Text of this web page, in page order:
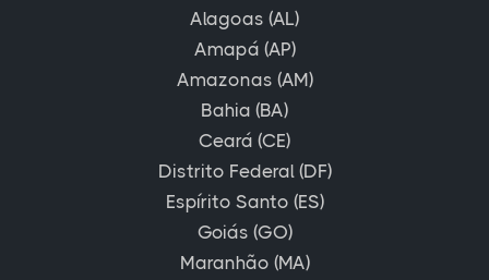
Alagoas (AL)
Amapá (AP)
Amazonas (AM)
Bahia (BA)
Ceará (CE)
Distrito Federal (DF)
Espírito Santo (ES)
Goiás (GO)
Maranhão (MA)